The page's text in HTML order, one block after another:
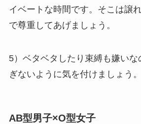
イベートな時間です。そこは譲
で尊重してあげましょう。
5）ベタベタしたり束縛も嫌い
ぎないように気を付けましょう。
AB型男子×O型女子